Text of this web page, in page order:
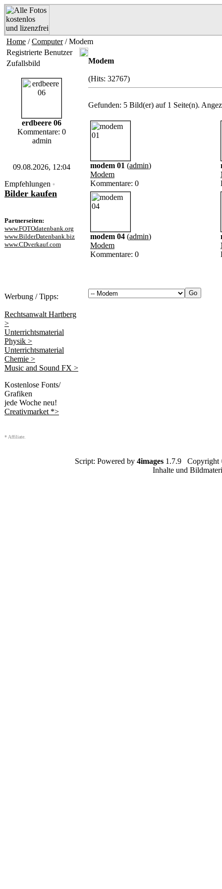
Home /Computer/ Modem
Registrierte Benutzer
Zufallsbild
erdbeere 06
Kommentare: 0
admin
09.08.2026, 12:04
Empfehlungen *
Bilder kaufen
Partnerseiten:
www.FOTOdatenbank.org
www.BilderDatenbank.biz
www.CDverkauf.com
Werbung / Tipps:
Rechtsanwalt Hartberg
>
Unterrichtsmaterial
Physik >
Unterrichtsmaterial
Chemie >
Music and Sound FX >
Kostenlose Fonts/
Grafiken
jede Woche neu!
Creativmarket *>
* Affiliate.
Modem
(Hits: 32767)
Gefunden: 5 Bild(er) auf 1 Seite(n).
modem 01 (admin)
Modem
Kommentare: 0
modem 04 (admin)
Modem
Kommentare: 0
Script: Powered by 4images1.7.9 Copyright
Inhalte und